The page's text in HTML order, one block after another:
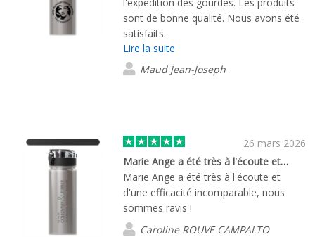
sont de bonne qualité. Nous avons été
satisfaits.
Lire la suite
Maud Jean-Joseph
26 mars 2026
Marie Ange a été très à l'écoute et…
Marie Ange a été très à l'écoute et
d'une efficacité incomparable, nous
sommes ravis !
Caroline ROUVE CAMPALTO